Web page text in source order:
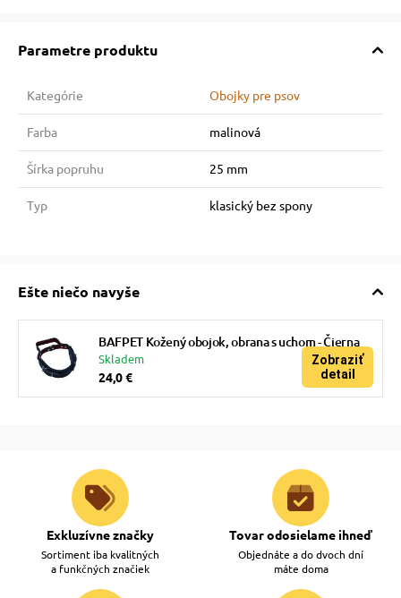
Parametre produktu
Kategórie Obojky pre psov
Farba malinová
Šírka popruhu 25 mm
Typ klasický bez spony
Ešte niečo navyše
BAFPET Kožený obojok, obrana s uchom - Čierna
Skladem
24,0 €
Zobraziť
detail
Exkluzívne značky
Sortiment iba kvalitných
a funkčných značiek
Tovar odosielame ihneď
Objednáte a do dvoch dní
máte doma